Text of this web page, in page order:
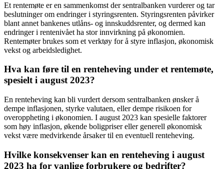
Et rentemøte er en sammenkomst der sentralbanken vurderer og tar
beslutninger om endringer i styringsrenten. Styringsrenten påvirker
blant annet bankenes utlåns- og innskuddsrenter, og dermed kan
endringer i rentenivået ha stor innvirkning på økonomien.
Rentemøter brukes som et verktøy for å styre inflasjon, økonomisk
vekst og arbeidsledighet.
Hva kan føre til en renteheving under et rentemøte,
spesielt i august 2023?
En renteheving kan bli vurdert dersom sentralbanken ønsker å
dempe inflasjonen, styrke valutaen, eller dempe risikoen for
overoppheting i økonomien. I august 2023 kan spesielle faktorer
som høy inflasjon, økende boligpriser eller generell økonomisk
vekst være medvirkende årsaker til en eventuell renteheving.
Hvilke konsekvenser kan en renteheving i august
2023 ha for vanlige forbrukere og bedrifter?